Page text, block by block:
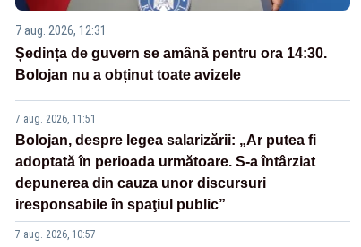
7 aug. 2026, 12:31
Ședința de guvern se amână pentru ora 14:30.
Bolojan nu a obținut toate avizele
7 aug. 2026, 11:51
Bolojan, despre legea salarizării: „Ar putea fi
adoptată în perioada următoare. S-a întârziat
depunerea din cauza unor discursuri
iresponsabile în spaţiul public”
7 aug. 2026, 10:57